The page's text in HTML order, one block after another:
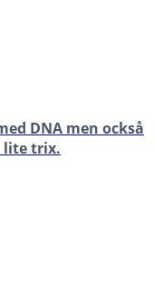
DNA men också
lite trix.